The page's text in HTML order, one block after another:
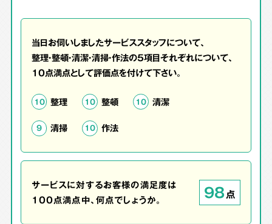
当日お伺いしましたサービススタッフについて、
整理・整頓・清潔・清掃・作法の5項目それぞれについて、
10点満点として評価点を付けて下さい。
10 整理 10 整頓 10 清潔
9 清掃 10 作法
サービスに対するお客様の満足度は
100点満点中、何点でしょうか。
98点